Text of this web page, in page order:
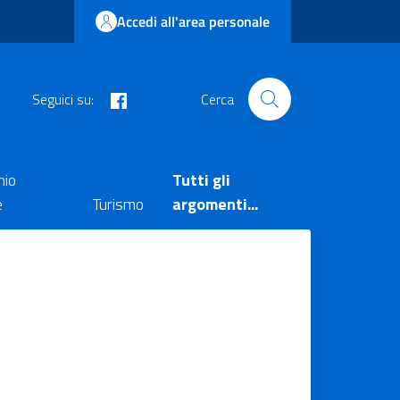
Accedi all'area personale
Seguici su: Cerca
Turismo
Tutti gli
argomenti...